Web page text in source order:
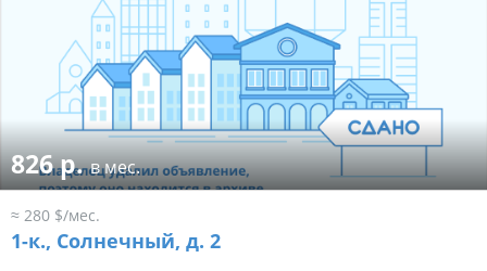
826 р.в мес.
≈ 280 $/мес.
1-к., Солнечный, д. 2